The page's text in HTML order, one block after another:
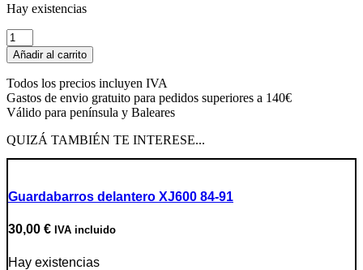
Hay existencias
Válvula
de
admisión
cantidad
Añadir al carrito
Todos los precios incluyen IVA
Gastos de envio gratuito para pedidos superiores a 140€
Válido para península y Baleares
QUIZÁ TAMBIÉN TE INTERESE...
Guardabarros delantero XJ600 84-91
30,00 € IVA incluido
Hay existencias